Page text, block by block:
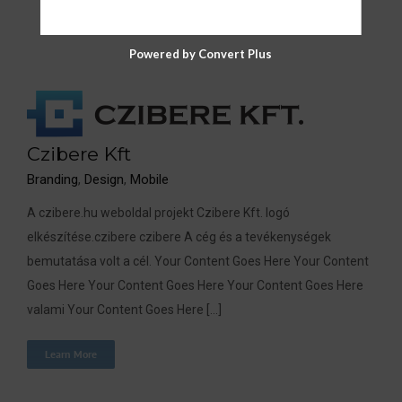
Czibere Kft
Czibere Kft
Branding, Design, Mobile
A czibere.hu weboldal projekt Czibere Kft. logó
elkészítése.czibere czibere A cég és a tevékenységek
bemutatása volt a cél. Your Content Goes Here Your Content
Goes Here Your Content Goes Here Your Content Goes Here
valami Your Content Goes Here [...]
Learn More
Powered by Convert Plus